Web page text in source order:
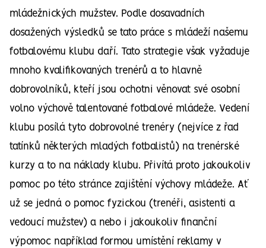
mládežnických mužstev. Podle dosavadních
dosažených výsledků se tato práce s mládeží našemu
fotbalovému klubu daří. Tato strategie však vyžaduje
mnoho kvalifikovaných trenérů a to hlavně
dobrovolníků, kteří jsou ochotni věnovat své osobní
volno výchově talentované fotbalové mládeže. Vedení
klubu posílá tyto dobrovolné trenéry (nejvíce z řad
tatínků některých mladých fotbalistů) na trenérské
kurzy a to na náklady klubu. Přivítá proto jakoukoliv
pomoc po této stránce zajištění výchovy mládeže. Ať
už se jedná o pomoc fyzickou (trenéři, asistenti a
vedoucí mužstev) a nebo i jakoukoliv finanční
výpomoc například formou umístění reklamy v